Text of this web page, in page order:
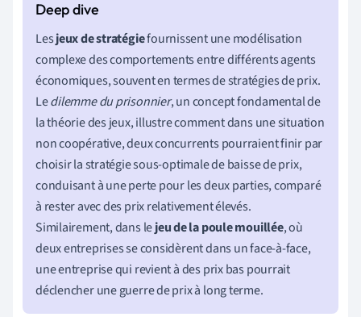
Lesjeux de stratégiefournissent une modélisation
complexe des comportements entre différents agents
économiques, souvent en termes de stratégies de prix.
Ledilemme du prisonnier, un concept fondamental de
la théorie des jeux, illustre comment dans une situation
non coopérative, deux concurrents pourraient finir par
choisir la stratégie sous-optimale de baisse de prix,
conduisant à une perte pour les deux parties, comparé
à rester avec des prix relativement élevés.
Similairement, dans lejeu de la poule mouillée, où
deux entreprises se considèrent dans un face-à-face,
une entreprise qui revient à des prix bas pourrait
déclencher une guerre de prix à long terme.